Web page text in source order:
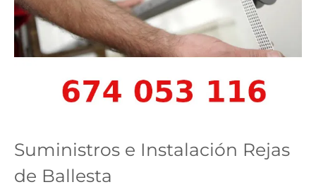
Suministros e Instalación Rejas
de Ballesta